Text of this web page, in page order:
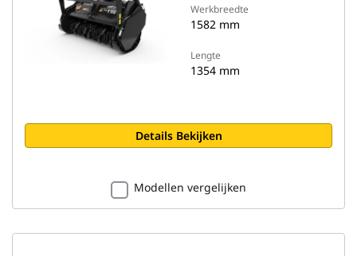
Werkbreedte
1582 mm
Lengte
1354 mm
Details Bekijken
Modellen vergelijken